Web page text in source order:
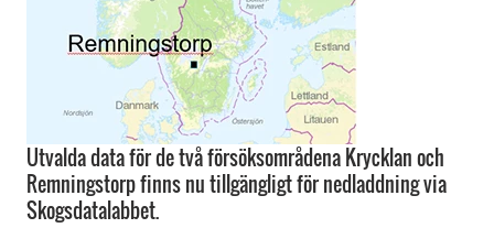
Utvalda data för de två försöksområdena Krycklan och
Remningstorp finns nu tillgängligt för nedladdning via
Skogsdatalabbet.